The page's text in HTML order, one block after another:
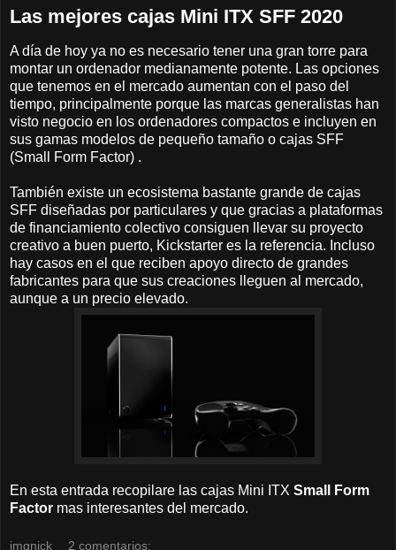
Las mejores cajas Mini ITX SFF 2020
A día de hoy ya no es necesario tener una gran torre para
montar un ordenador medianamente potente. Las opciones
que tenemos en el mercado aumentan con el paso del
tiempo, principalmente porque las marcas generalistas han
visto negocio en los ordenadores compactos e incluyen en
sus gamas modelos de pequeño tamaño o cajas SFF
(Small Form Factor) .
También existe un ecosistema bastante grande de cajas
SFF diseñadas por particulares y que gracias a plataformas
de financiamiento colectivo consiguen llevar su proyecto
creativo a buen puerto, Kickstarter es la referencia. Incluso
hay casos en el que reciben apoyo directo de grandes
fabricantes para que sus creaciones lleguen al mercado,
aunque a un precio elevado.
En esta entrada recopilare las cajas Mini ITX Small Form
Factor mas interesantes del mercado.
jmqnick 2 comentarios: